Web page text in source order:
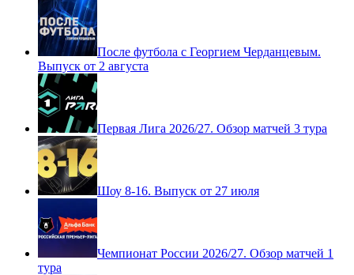
После футбола с Георгием Черданцевым.
Выпуск от 2 августа
Первая Лига 2026/27. Обзор матчей 3 тура
Шоу 8-16. Выпуск от 27 июля
Чемпионат России 2026/27. Обзор матчей 1
тура